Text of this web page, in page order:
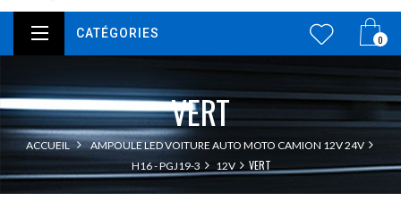
0
CATÉGORIES
VERT
ACCUEIL
AMPOULE LED VOITURE AUTO MOTO CAMION 12V 24V
H16 - PGJ19-3
12V VERT